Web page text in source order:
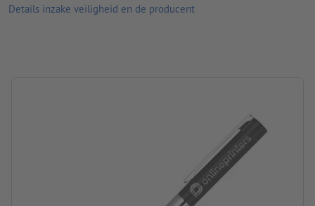
Details inzake veiligheid en de producent